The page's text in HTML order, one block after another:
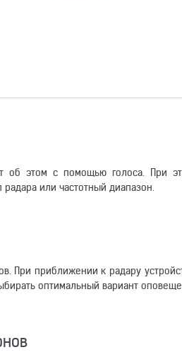
об этом с помощью голоса. При
или частотный диапазон.
При приближении к радару
оптимальный вариант